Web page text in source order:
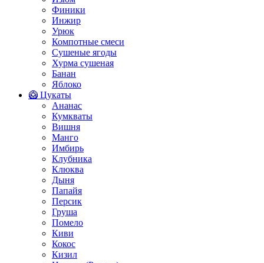
Финики
Инжир
Урюк
Компотные смеси
Сушеные ягоды
Хурма сушеная
Банан
Яблоко
🥝 Цукаты
Ананас
Кумкваты
Вишня
Манго
Имбирь
Клубника
Клюква
Дыня
Папайя
Персик
Груша
Помело
Киви
Кокос
Кизил